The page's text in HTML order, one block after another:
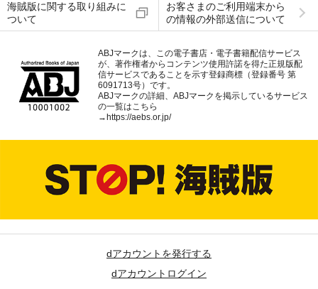
海賊版に関する取り組みに
ついて
お客さまのご利用端末から
の情報の外部送信について
ABJマークは、この電子書店・電子書籍配信サービス
が、著作権者からコンテンツ使用許諾を得た正規版配
信サービスであることを示す登録商標（登録番号 第
6091713号）です。
ABJマークの詳細、ABJマークを掲示しているサービス
の一覧はこちら
→ https://aebs.or.jp/
dアカウントを発行する
dアカウントログイン